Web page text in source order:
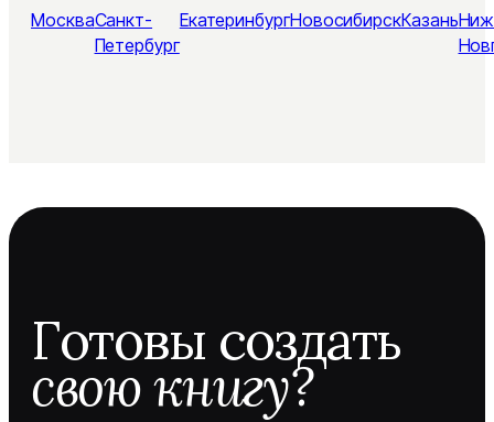
МоскваСанкт-
Петербург
ЕкатеринбургНовосибирскКазань
Готовы создать
свою книгу?